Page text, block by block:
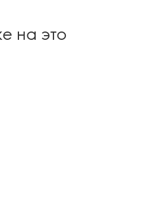
на это